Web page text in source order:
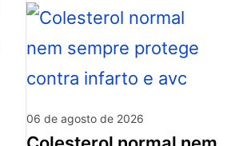
06 de agosto de 2026